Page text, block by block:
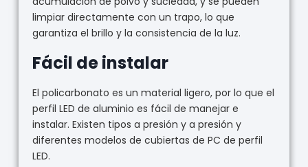
limpiar directamente con un trapo, lo que
garantiza el brillo y la consistencia de la luz.
Fácil de instalar
El policarbonato es un material ligero, por lo que el
perfil LED de aluminio es fácil de manejar e
instalar. Existen tipos a presión y a presión y
diferentes modelos de cubiertas de PC de perfil
LED.